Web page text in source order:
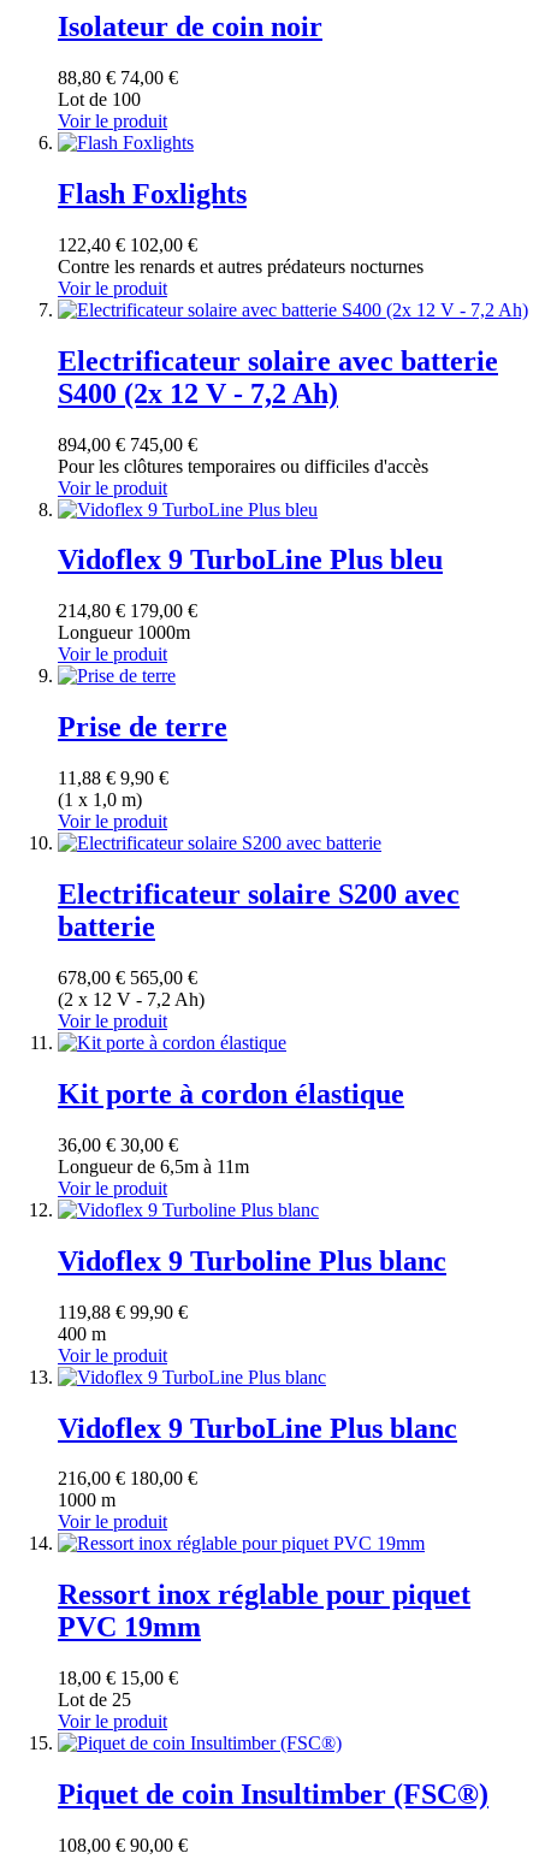
Isolateur de coin noir
88,80 € 74,00 €
Lot de 100
Voir le produit
Flash Foxlights
122,40 € 102,00 €
Contre les renards et autres prédateurs nocturnes
Voir le produit
Electrificateur solaire avec batterie
S400 (2x 12 V - 7,2 Ah)
894,00 € 745,00 €
Pour les clôtures temporaires ou difficiles d'accès
Voir le produit
Vidoflex 9 TurboLine Plus bleu
214,80 € 179,00 €
Longueur 1000m
Voir le produit
Prise de terre
11,88 € 9,90 €
(1 x 1,0 m)
Voir le produit
Electrificateur solaire S200 avec
batterie
678,00 € 565,00 €
(2 x 12 V - 7,2 Ah)
Voir le produit
Kit porte à cordon élastique
36,00 € 30,00 €
Longueur de 6,5m à 11m
Voir le produit
Vidoflex 9 Turboline Plus blanc
119,88 € 99,90 €
400 m
Voir le produit
Vidoflex 9 TurboLine Plus blanc
216,00 € 180,00 €
1000 m
Voir le produit
Ressort inox réglable pour piquet
PVC 19mm
18,00 € 15,00 €
Lot de 25
Voir le produit
Piquet de coin Insultimber (FSC®)
108,00 € 90,00 €